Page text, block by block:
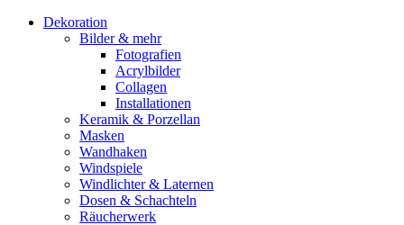
Dekoration
Bilder & mehr
Fotografien
Acrylbilder
Collagen
Installationen
Keramik & Porzellan
Masken
Wandhaken
Windspiele
Windlichter & Laternen
Dosen & Schachteln
Räucherwerk